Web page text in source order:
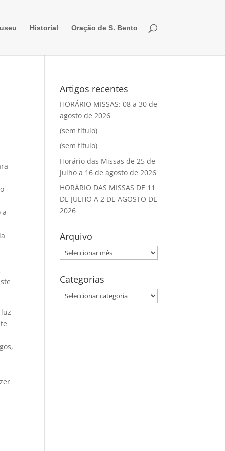
Historial Oração de S. Bento
a
Artigos recentes
HORÁRIO MISSAS: 08 a 30 de
agosto de 2026
(sem título)
(sem título)
Horário das Missas de 25 de
julho a 16 de agosto de 2026
HORÁRIO DAS MISSAS DE 11
DE JULHO A 2 DE AGOSTO DE
2026
Arquivo
Arquivo
Categorias
Categorias